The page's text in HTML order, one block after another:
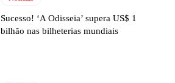
Sucesso! ‘A Odisseia’ supera US$ 1
bilhão nas bilheterias mundiais